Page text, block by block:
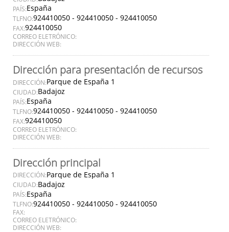
PAÍS:España
TLFNO:924410050 - 924410050 - 924410050
FAX:924410050
CORREO ELETRÓNICO:
DIRECCIÓN WEB:
Dirección para presentación de recursos
DIRECCIÓN:Parque de España 1
CIUDAD:Badajoz
PAÍS:España
TLFNO:924410050 - 924410050 - 924410050
FAX:924410050
CORREO ELETRÓNICO:
DIRECCIÓN WEB:
Dirección principal
DIRECCIÓN:Parque de España 1
CIUDAD:Badajoz
PAÍS:España
TLFNO:924410050 - 924410050 - 924410050
FAX:
CORREO ELETRÓNICO:
DIRECCIÓN WEB: